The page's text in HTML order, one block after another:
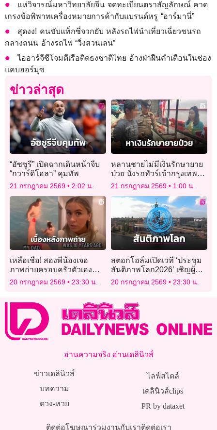
แห่วิจารณ์มหาวิทยาลัยจีน จดทะเบียนตราสัญลักษณ์ คาด
เกรงข้อพิพาทเครื่องหมายการค้ากับแบรนด์หรู “อาร์มานี่”
สุดงง! คนขับแท็กซี่จวกยับ หลังรถไฟนำเที่ยวเฉี่ยวชนรถ
กลางถนน อ้างรถไฟ “วิ่งสวนเลน”
ไออาร์จีซีโจมตีเรือติดธงชาติไทย อ้างฝ่าฝืนคำเตือนในช่อง
แคบฮอร์มุซ
ข่าวล่าสุด
“อัซซูรี” เปิดฉากเดินหน้าจีบ
“กวาร์ดิโอลา” คุมทัพ
21 กรกฎาคม 2569 2:02 น.
หลานชายไม่มีเงินรักษายาย
ป่วย นั่งรถทัวร์เข้ากรุงเทพฯ
วิ่งราวทอง 10 บาท
21 กรกฎาคม 2569 1:00 น.
เหลือเชื่อ! สองพี่น้องเจอ
ภาพถ่ายครอบครัวตัวเอง
แขวนโชว์บนผนังบ้านเช่า
Airbnb
20 กรกฎาคม 2569 23:30 น.
สตอกโฮล์มเปิดเวที ‘ประชุม
สันติภาพโลก2026’ เชิญผู้นำ-
นักสันติวิธีทั่วโลกร่วมงาน
20 กรกฎาคม 2569 23:30 น.
อ่านความจริง อ่านเดลินิวส์
ข่าวเดลินิวส์
บทความ
ดวง-หวย
ไลฟ์สไตล์
เดลินิวส์clips
PR by dataxet
ติดต่อโฆษณาร่วมงานกับเราติดต่อเรา